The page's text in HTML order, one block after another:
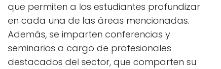
que permiten a los estudiantes profundizar
en cada una de las áreas mencionadas.
Además, se imparten conferencias y
seminarios a cargo de profesionales
destacados del sector, que comparten su